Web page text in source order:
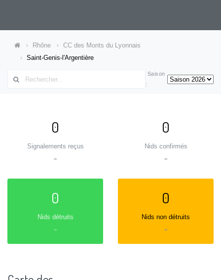
Rhône
CC des Monts du Lyonnais
Saint-Genis-l'Argentière
Saison
:
0
Signalements reçus
=
0
Nids confirmés
=
0
Nids détruits
=
0
Nids non détruits
=